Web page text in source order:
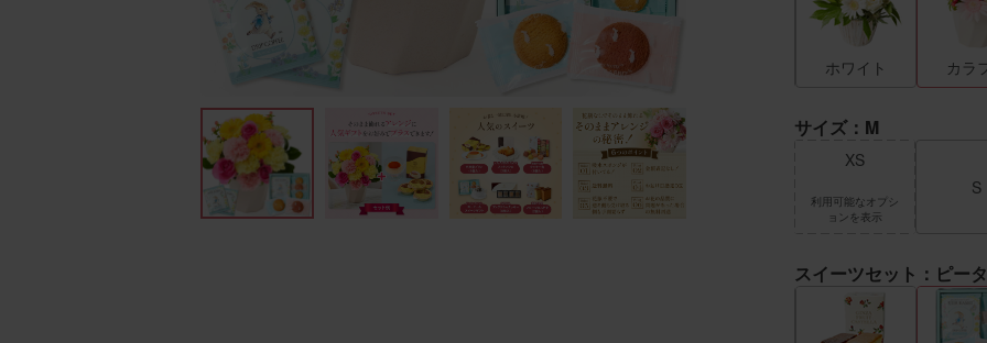
イエロー ピンク ホワイト カラ
サイズ：M
XS
利用可能なオプシ
ョンを表示
S
スイーツセット：ピー